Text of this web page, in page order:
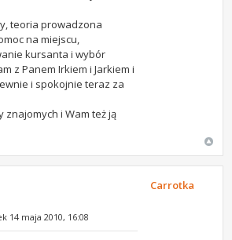
teoria prowadzona
na miejscu,
kursanta i wybór
z Panem Irkiem i Jarkiem i
i spokojnie teraz za
znajomych i Wam też ją
14 maja 2010, 16:08
Carrotka